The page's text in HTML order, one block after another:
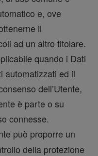
e, ove
il
ad un altro titolare.
quando i Dati
automatizzati ed il
dell’Utente,
è parte o su
connesse.
può proporre un
della protezione